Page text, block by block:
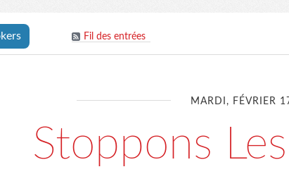
Fil des entrées
MARDI, FÉVRIER
Stoppons